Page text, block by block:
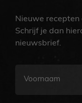
Nieuwe recepten
Schrijf je dan
nieuwsbrief.